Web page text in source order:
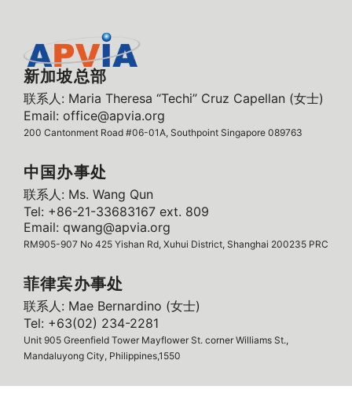
新加坡总部
联系人: Maria Theresa “Techi” Cruz Capellan (女士)
Email: office@apvia.org
200 Cantonment Road #06-01A, Southpoint Singapore 089763
中国办事处
联系人: Ms. Wang Qun
Tel: +86-21-33683167 ext. 809
Email: qwang@apvia.org
RM905-907 No 425 Yishan Rd, Xuhui District, Shanghai 200235 PRC
菲律宾办事处
联系人: Mae Bernardino (女士)
Tel: +63(02) 234-2281
Unit 905 Greenfield Tower Mayflower St. corner Williams St.,
Mandaluyong City, Philippines,1550